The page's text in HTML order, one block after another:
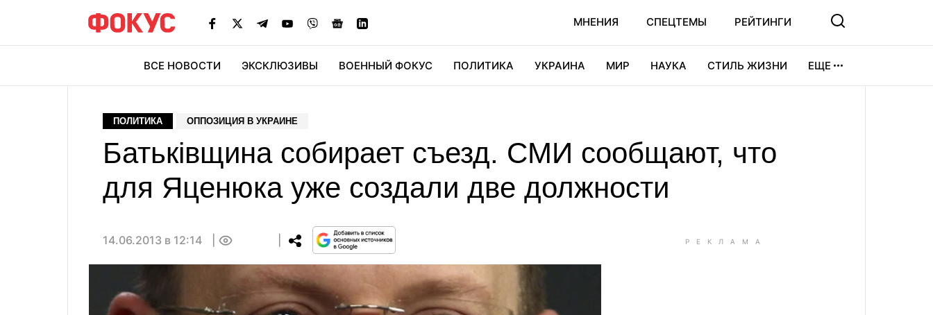
МНЕНИЯ СПЕЦТЕМЫ РЕЙТИНГИ
ВСЕ НОВОСТИ ЭКСКЛЮЗИВЫ ВОЕННЫЙ ФОКУС ПОЛИТИКА УКРАИНА МИР НАУКА СТИЛЬ ЖИЗНИ ЕЩЕ
ПОЛИТИКА ОППОЗИЦИЯ В УКРАИНЕ
Батьківщина собирает съезд. СМИ сообщают, что
для Яценюка уже создали две должности
14.06.2013 в 12:14